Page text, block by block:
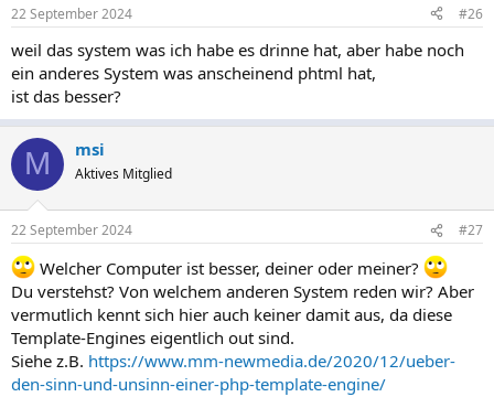
22 September 2024 #26
weil das system was ich habe es drinne hat, aber habe noch
ein anderes System was anscheinend phtml hat,
ist das besser?
M msi
Aktives Mitglied
22 September 2024 #27
Welcher Computer ist besser, deiner oder meiner?
Du verstehst? Von welchem anderen System reden wir? Aber
vermutlich kennt sich hier auch keiner damit aus, da diese
Template-Engines eigentlich out sind.
Siehe z.B. https://www.mm-newmedia.de/2020/12/ueber-
den-sinn-und-unsinn-einer-php-template-engine/